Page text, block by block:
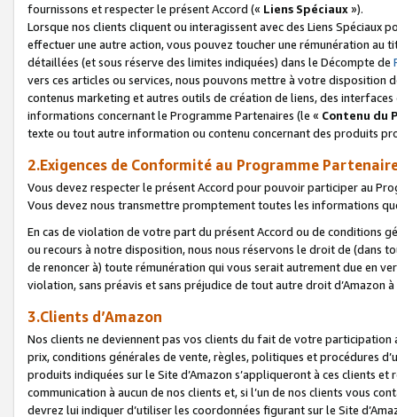
fournissons et respecter le présent Accord (« Liens Spéciaux»).
Lorsque nos clients cliquent ou interagissent avec des Liens Spéciaux
effectuer une autre action, vous pouvez toucher une rémunération
détaillées (et sous réserve des limites indiquées) dans le Décompte de
vers ces articles ou services, nous pouvons mettre à votre disposition
contenus marketing et autres outils de création de liens, des
informations concernant le Programme Partenaires (le « Contenu du
texte ou tout autre information ou contenu concernant des produits
2.Exigences de Conformité au Programme
Vous devez respecter le présent Accord pour pouvoir participer au
Vous devez nous transmettre promptement toutes les informations
En cas de violation de votre part du présent Accord ou de conditions
ou recours à notre disposition, nous nous réservons le droit de (dans
de renoncer à) toute rémunération qui vous serait autrement due en
violation, sans préavis et sans préjudice de tout autre droit
3.Clients d’Amazon
Nos clients ne deviennent pas vos clients du fait de votre
prix, conditions générales de vente, règles, politiques et procédures
produits indiquées sur le Site d’Amazon s’appliqueront à ces clients
communication à aucun de nos clients et, si l’un de nos clients vous
devrez lui indiquer d’utiliser les coordonnées figurant sur le Site